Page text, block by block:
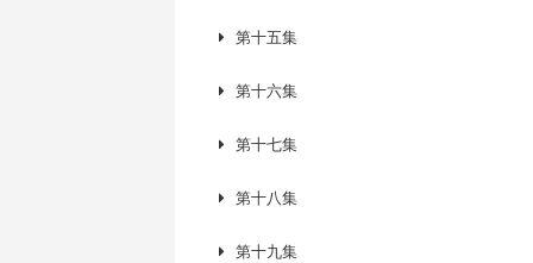
第十五集
第十六集
第十七集
第十八集
第十九集